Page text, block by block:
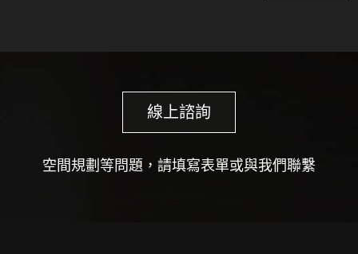
線上諮詢
空間規劃等問題，請填寫表單或與我們聯繫